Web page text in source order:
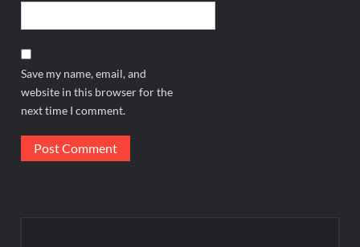
Save my name, email, and
website in this browser for the
next time I comment.